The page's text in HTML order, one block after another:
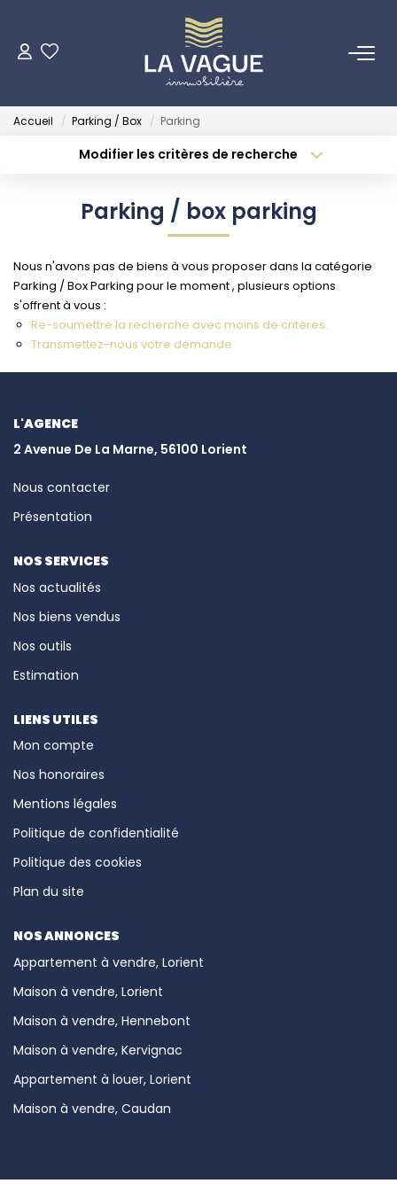
ACHETER
ESTIMER
Qui Sommes Nous
INVESTISSEURS
BIENS VENDUS
Accueil Parking / Box Parking
Modifier les critères de recherche
Type de bien
Surface min
Budget max Plus de critères
Parking / box parking
Nous n'avons pas de biens à vous proposer dans la catégorie
Parking / Box Parking pour le moment , plusieurs options
s'offrent à vous :
Re-soumettre la recherche avec moins de critères.
Transmettez-nous votre demande
L'AGENCE
2 Avenue De La Marne, 56100 Lorient
Nous contacter
Présentation
NOS SERVICES
Nos actualités
Nos biens vendus
Nos outils
Estimation
LIENS UTILES
Mon compte
Nos honoraires
Mentions légales
Politique de confidentialité
Politique des cookies
Plan du site
NOS ANNONCES
Appartement à vendre, Lorient
Maison à vendre, Lorient
Maison à vendre, Hennebont
Maison à vendre, Kervignac
Appartement à louer, Lorient
Maison à vendre, Caudan